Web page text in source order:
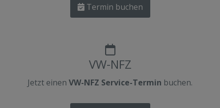
Termin buchen
VW-NFZ
Jetzt einen VW-NFZ Service-Termin buchen.